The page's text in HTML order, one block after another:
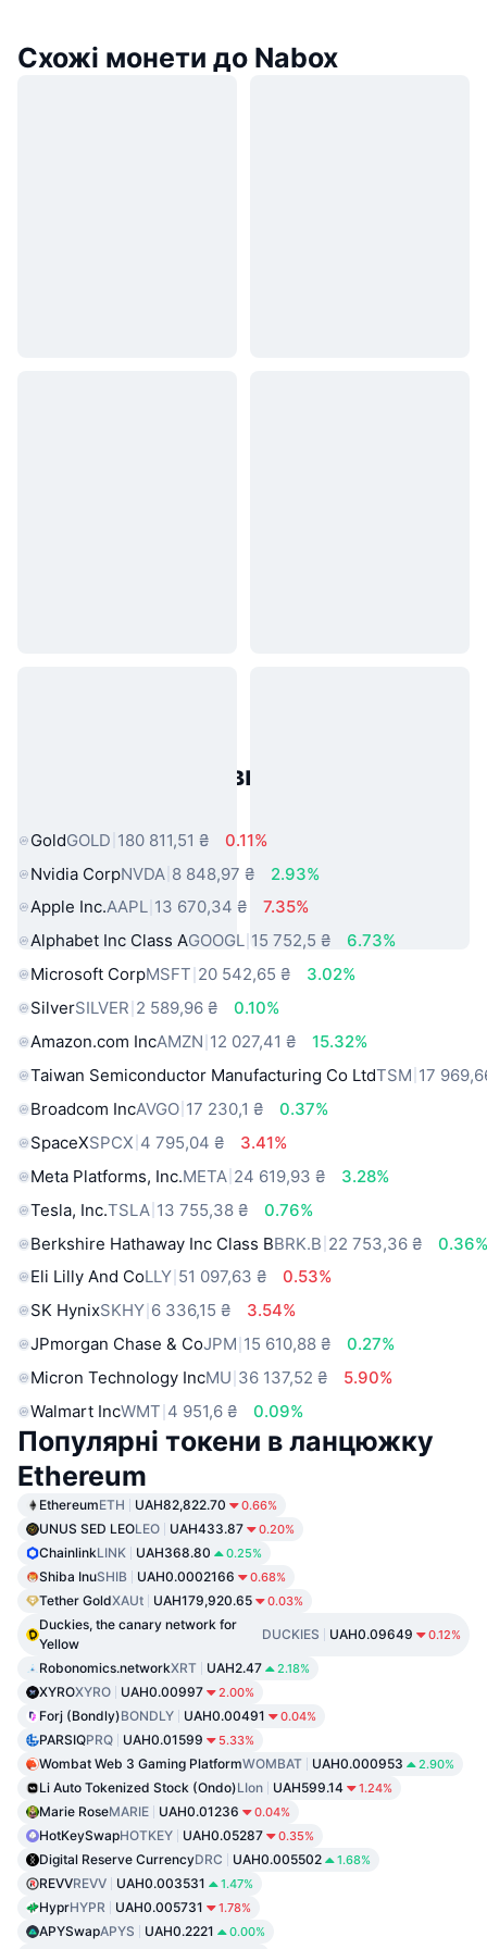
Схожі монети до Nabox
Популярні активи реального
GoldGOLD 180 811,51 ₴
0.11%
Nvidia CorpNVDA 8 848,97 ₴
2.93%
Apple Inc.AAPL 13 670,34 ₴
7.35%
Alphabet Inc Class AGOOGL 15 752,5 ₴
6.73%
Microsoft CorpMSFT 20 542,65 ₴
3.02%
SilverSILVER 2 589,96 ₴
0.10%
Amazon.com IncAMZN 12 027,41 ₴
15.32%
Taiwan Semiconductor Manufacturing Co LtdTSM 17
Broadcom IncAVGO 17 230,1 ₴
0.37%
SpaceXSPCX 4 795,04 ₴
3.41%
Meta Platforms, Inc.META 24 619,93 ₴
3.28%
Tesla, Inc.TSLA 13 755,38 ₴
0.76%
Berkshire Hathaway Inc Class BBRK.B 22 753,36 ₴
Eli Lilly And CoLLY 51 097,63 ₴
0.53%
SK HynixSKHY 6 336,15 ₴
3.54%
JPmorgan Chase & CoJPM 15 610,88 ₴
0.27%
Micron Technology IncMU 36 137,52 ₴
5.90%
Walmart IncWMT 4 951,6 ₴ 0.09%
Популярні токени в ланцюжку
Ethereum
EthereumETH UAH82,822.70 0.66%
UNUS SED LEOLEO UAH433.87 0.20%
ChainlinkLINK UAH368.80 0.25%
Shiba InuSHIB UAH0.0002166 0.68%
Tether GoldXAUt UAH179,920.65 0.03%
Duckies, the canary network for
Yellow
DUCKIES UAH0.09649 0.12%
Robonomics.networkXRT UAH2.47 2.18%
XYROXYRO UAH0.00997 2.00%
Forj (Bondly)BONDLY UAH0.00491 0.04%
PARSIQPRQ UAH0.01599 5.33%
Wombat Web 3 Gaming PlatformWOMBAT UAH0.000953 2.90%
Li Auto Tokenized Stock (Ondo)LIon UAH599.14 1.24%
Marie RoseMARIE UAH0.01236 0.04%
HotKeySwapHOTKEY UAH0.05287 0.35%
Digital Reserve CurrencyDRC UAH0.005502 1.68%
REVVREVV UAH0.003531 1.47%
HyprHYPR UAH0.005731 1.78%
APYSwapAPYS UAH0.2221 0.00%